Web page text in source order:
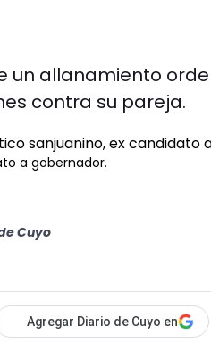
un allanamiento
contra su pareja.
a gobernador.
Cuyo
Agregar Diario de Cuyo en